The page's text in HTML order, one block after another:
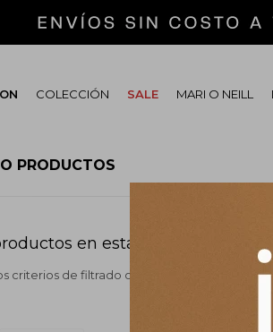
COLECCIÓN SALE MARI O NEILL
PRODUCTOS
en esta sección.
criterios de filtrado o busca en otras